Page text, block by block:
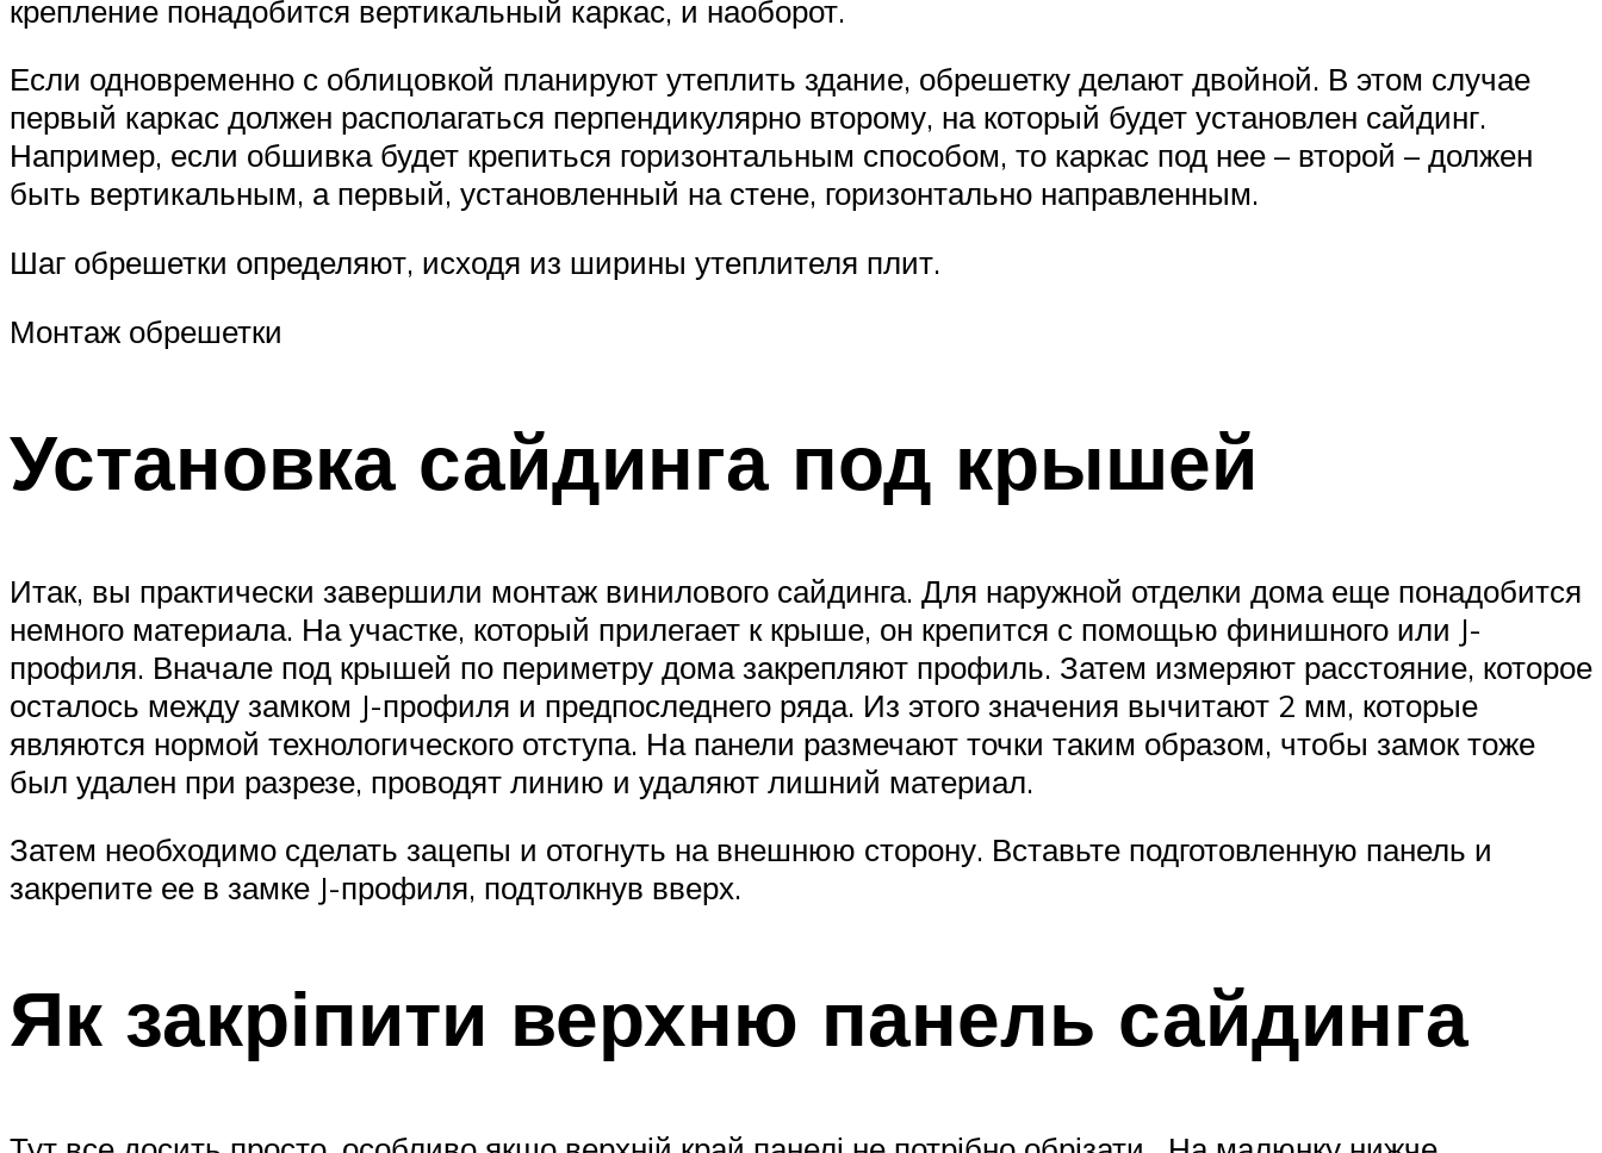
крепление понадобится вертикальный каркас, и наоборот.
Если одновременно с облицовкой планируют утеплить здание, обрешетку делают двойной. В этом случае
первый каркас должен располагаться перпендикулярно второму, на который будет установлен сайдинг.
Например, если обшивка будет крепиться горизонтальным способом, то каркас под нее – второй – должен
быть вертикальным, а первый, установленный на стене, горизонтально направленным.
Шаг обрешетки определяют, исходя из ширины утеплителя плит.
Монтаж обрешетки
Установка сайдинга под крышей
Итак, вы практически завершили монтаж винилового сайдинга. Для наружной отделки дома еще понадобится
немного материала. На участке, который прилегает к крыше, он крепится с помощью финишного или J-
профиля. Вначале под крышей по периметру дома закрепляют профиль. Затем измеряют расстояние, которое
осталось между замком J-профиля и предпоследнего ряда. Из этого значения вычитают 2 мм, которые
являются нормой технологического отступа. На панели размечают точки таким образом, чтобы замок тоже
был удален при разрезе, проводят линию и удаляют лишний материал.
Затем необходимо сделать зацепы и отогнуть на внешнюю сторону. Вставьте подготовленную панель и
закрепите ее в замке J-профиля, подтолкнув вверх.
Як закріпити верхню панель сайдинга